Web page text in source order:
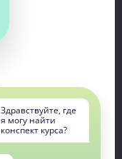
Здравствуйте, где
я могу найти
конспект курса?